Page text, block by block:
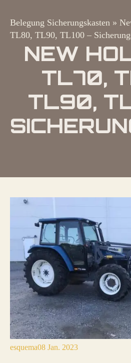
Belegung Sicherungskasten »
TL80, TL90, TL100 –
NEW
TL70,
TL90,
esquema08 Jan. 2023